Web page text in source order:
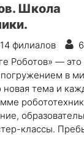
Школа
филиалов
Роботов» — это
в
тема и
классы.